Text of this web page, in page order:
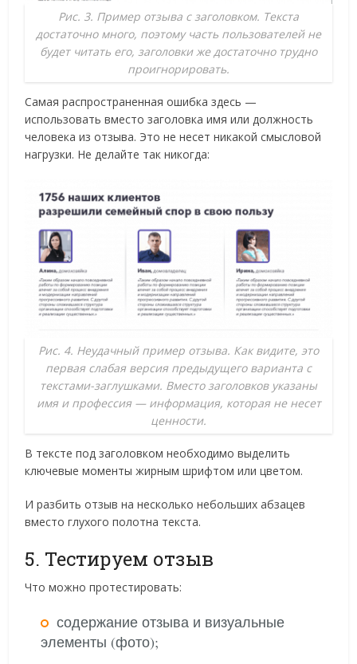
Рис. 3. Пример отзыва с заголовком. Текста
достаточно много, поэтому часть пользователей не
будет читать его, заголовки же достаточно трудно
проигнорировать.
Самая распространенная ошибка здесь —
использовать вместо заголовка имя или должность
человека из отзыва. Это не несет никакой смысловой
нагрузки. Не делайте так никогда:
Рис. 4. Неудачный пример отзыва. Как видите, это
первая слабая версия предыдущего варианта с
текстами-заглушками. Вместо заголовков указаны
имя и профессия — информация, которая не несет
ценности.
В тексте под заголовком необходимо выделить
ключевые моменты жирным шрифтом или цветом.
И разбить отзыв на несколько небольших абзацев
вместо глухого полотна текста.
5. Тестируем отзыв
Что можно протестировать:
содержание отзыва и визуальные
элементы (фото);